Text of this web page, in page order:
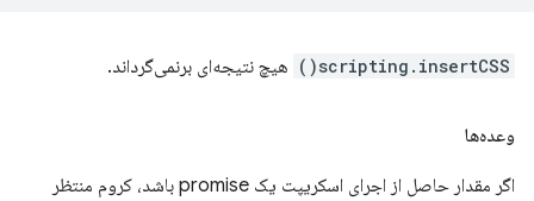
scripting.insertCSS() هیچ نتیجه‌ای برنمی‌گرداند.
وعده‌ها
اگر مقدار حاصل از اجرای اسکریپت یک promise باشد، کروم منتظر